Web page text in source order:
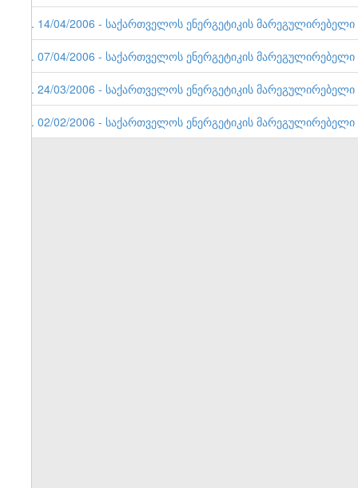
4. 14/04/2006 - საქართველოს ენერგეტიკის
3. 07/04/2006 - საქართველოს ენერგეტიკის
2. 24/03/2006 - საქართველოს ენერგეტიკის
1. 02/02/2006 - საქართველოს ენერგეტიკის